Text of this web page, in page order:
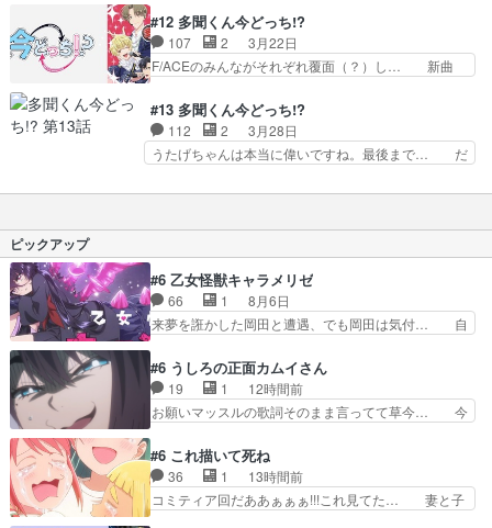
んおはようございます… ⑬「やっと本音見せてく
れた」とイケ原で言… ①副担任の飛鳥先生が
F/ACE同志と知っ…
キ君の優しさに泣いた！「ファンにも申… うたげ
ちゃん一般人にしては可愛すぎる 変… 無気力男
ナツキに辛い過去、彼女の人生を壊… パツキン過
去話の巻。パツキンさんと担任先… ナツキの壮絶
とw。自分の気持ちを整理し… 飛鳥センセの「嫌
いなわけない私は頑張って… 」少女漫画って今知
った！男やけどめっちゃ…
#12 多聞くん今どっち!?
107 2
3月22日
F/ACEのみんながそれぞれ覆面（？）し… 新曲
った文化祭回新曲「FLY」めっち… ⑬たこ焼きに
注目…と思ったら原価計算して… ①文化祭に
F/ACEが来る…浮かれて自動… 文化祭楽しめたよ
うで何より。新曲ライブい… 多聞たちが来てる文
#13 多聞くん今どっち!?
112 2
3月28日
うたげちゃんは本当に偉いですね。最後まで… だ
すぎて文字に起こせない程好きです。刺… 多聞く
バーからの説得や初心を思い出して… 2026冬ア
スピンオフ①巻は大好評発売… 最新HC⑮巻・ス
ピンオフ①巻も大好評発売… 神通力が通じない、
の巻。うたげさんがハウ… ナツキ君パチンカス
www未成年にはわから…
ピックアップ
#6 乙女怪獣キャラメリゼ
66 1
8月6日
来夢を誑かした岡田と遭遇、でも岡田は気付… 自
なからのメイク道具が、らいりーさんを… らいり
ーの影響で理想に向けて努力する黒絵… コングと
ゴ〇ラの怪獣大決戦!?w黒絵の友… らいりーが己
のルッキズムと相対する話とし… らいりーさんが
の小河内ダムに来た黒絵た… ライリーが好きだっ
たクズ男ハルゴンが懲ら… メイクでちょっと勇気
出てる黒絵ちゃん可愛…
#6 うしろの正面カムイさん
19 1
12時間前
お願いマッスルの歌詞そのまま言ってて草今… 今
大量に成仏させた ジェットババアの亜… 1日で
6人は流石絶倫カムイ婆もしっかり抱… 今回は交
通悪霊の除霊ツアー。Aパはいつも… 前半の霊カ
モみたいになってるよねwジェッ… 今回はいつも
#6 これ描いて死ね
36 1
13時間前
コミティア回だああぁぁぁ!!!これ見てた… 妻と子